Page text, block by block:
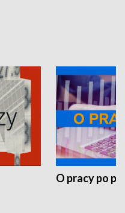
O pracy po